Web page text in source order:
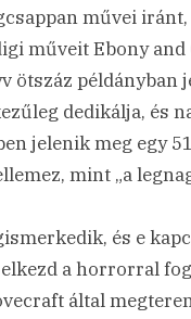
művei
műveit Ebony and
ötszáz példányban
dedikálja, és
jelenik meg egy
mint „a
és e
a horrorral
által